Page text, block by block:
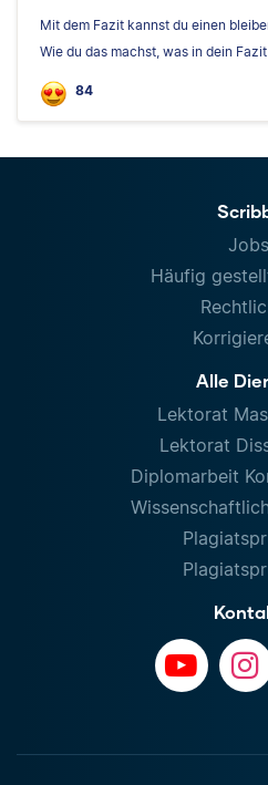
Mit dem Fazit kannst du einen
Wie du das machst, was in dein
84
Jobs
Häufig
Alle
Lektorat
Lektorat
Diplomarbeit